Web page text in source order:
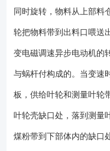
内旋转时，上部分离器（或
定量供料和卸料。 刚性叶
封性能好运转可告外，还具
少，因此磨损耗小，比一般
轴承为滚动轴承，使用*为
全不锈钢、与物料接触不锈
同时旋转，物料从上部料
轮把物料带到出料口喂送
变电磁调速异步电动机的
与蜗杆付构成的。当变速
板，供给叶轮和测量叶轮
叶轮壳缺口处，落到测量
煤粉带到下部体内的缺口